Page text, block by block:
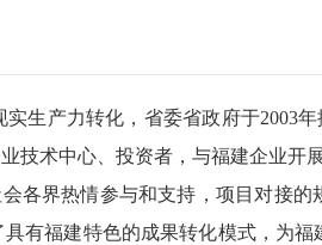
产力转化，省委省政府于2003年
技术中心、投资者，与福建企业开
各界热情参与和支持，项目对接
有福建特色的成果转化模式，为